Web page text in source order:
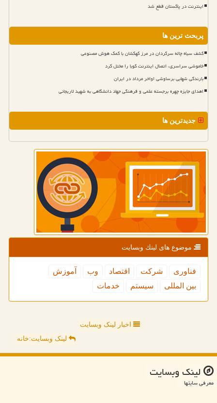
اینترنت در پاکستان قطع شد
پربحث ترین ها
کشف سیاه چاله سرگردان در مرز کهکشان با کمک هوش مصنوعی
خاموشی سراسری، اتصال اینترنت کوبا را مختل کرد
بارندگی شهابی برساوشی اواخر مرداد در ایران
اهدای جایزه چهره برجسته علمی و فرهنگی جهاد دانشگاهی به شهید لاریجانی
جدیدترین ها
موضوع های لینك وبسایت
فناوری شركت اقتصاد وب
آموزش
بین المللی
سیستم خدمات
اخبار لینک وبسایت
لینک وبسایت:خانه
لینك وبسایت
معرفی سایتها